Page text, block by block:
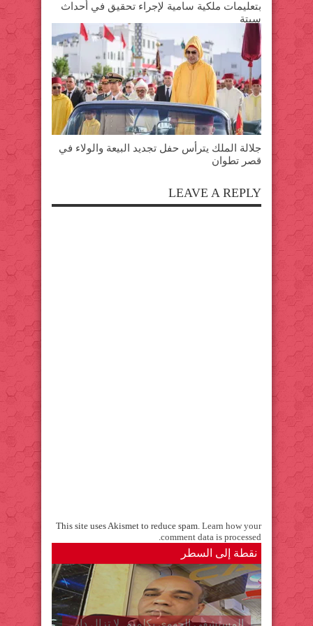
بتعليمات ملكية سامية لإجراء تحقيق في أحداث
سبتة
جلالة الملك يترأس حفل تجديد البيعة والولاء في
قصر تطوان
LEAVE A REPLY
This site uses Akismet to reduce spam. Learn how your
comment data is processed
.
نقطة إلى السطر